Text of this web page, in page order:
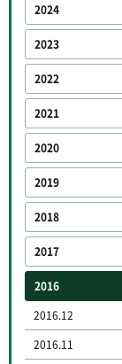
2024
2023
2022
2021
2020
2019
2018
2017
2016
2016.12
2016.11